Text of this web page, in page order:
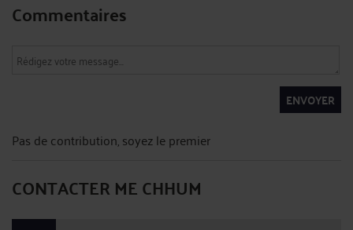
Commentaires
ENVOYER
Pas de contribution, soyez le premier
CONTACTER ME CHHUM